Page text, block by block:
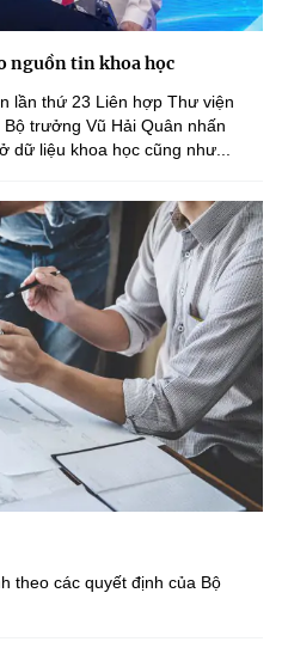
nguồn tin khoa học
lần thứ 23 Liên hợp Thư viện
trưởng Vũ Hải Quân nhấn
dữ liệu khoa học cũng như...
theo các quyết định của Bộ